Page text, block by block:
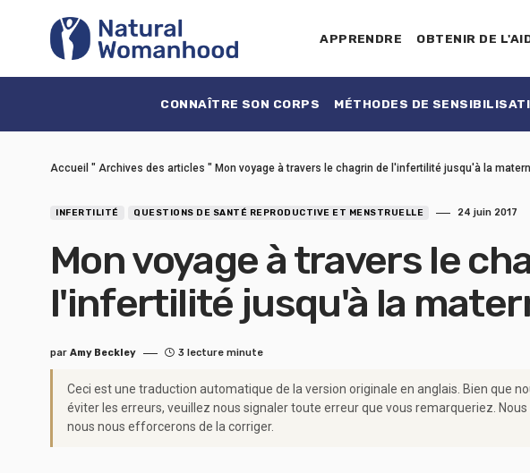
APPRENDRE OBTENIR DE
CONNAÎTRE SON CORPS MÉTHODES DE
Accueil " Archives des articles " Mon voyage à travers le chagrin de l'infertilité jusqu'à la
INFERTILITÉ QUESTIONS DE SANTÉ REPRODUCTIVE ET MENSTRUELLE 24 juin 2017
Mon voyage à travers le
l'infertilité jusqu'à la
par Amy Beckley 3 lecture minute
Ceci est une traduction automatique de la version originale en anglais. Bien que
éviter les erreurs, veuillez nous signaler toute erreur que vous remarqueriez.
nous nous efforcerons de la corriger.